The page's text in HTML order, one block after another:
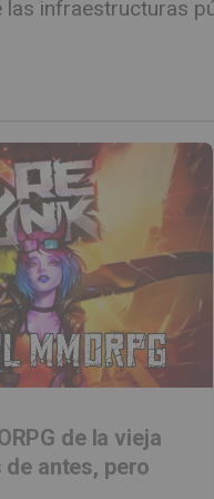
las infraestructuras
de la vieja
de antes, pero